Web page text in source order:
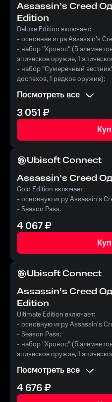
Assassin’s Creed
Edition
Deluxe Edition включает:
- основная игра Assassin's
- набор "Хронос" (5
эпическое оружие, 1
- набор "Сумеречный
доспехов, 1 редкое оружие);
- морской набор "Козерог" (1
команды);
- 1 временный бонус к опыту;
- 1 временный бонус к
Посмотреть все
3 051₽
Ubisoft Connect
Assassin’s Creed
Gold Edition включает:
- основную игру Assassin's
- Season Pass.
4 067₽
Ubisoft Connect
Assassin’s Creed
Edition
Ultimate Edition включает:
- основную игру Assassin's
- Season Pass;
- набор "Хронос" (5
эпическое оружие, 1
- набор "Сумеречный
доспехов, 1 редкое оружие);
- морской набор "Козерог" (1
команды);
Посмотреть все
4 676₽